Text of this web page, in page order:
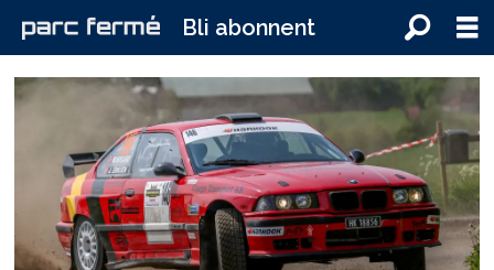
Bli abonnent